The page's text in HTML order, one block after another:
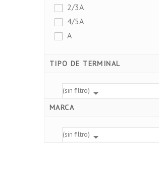
2/3A
4/5A
A
TIPO DE TERMINAL
(sin filtro) 
MARCA
(sin filtro) 